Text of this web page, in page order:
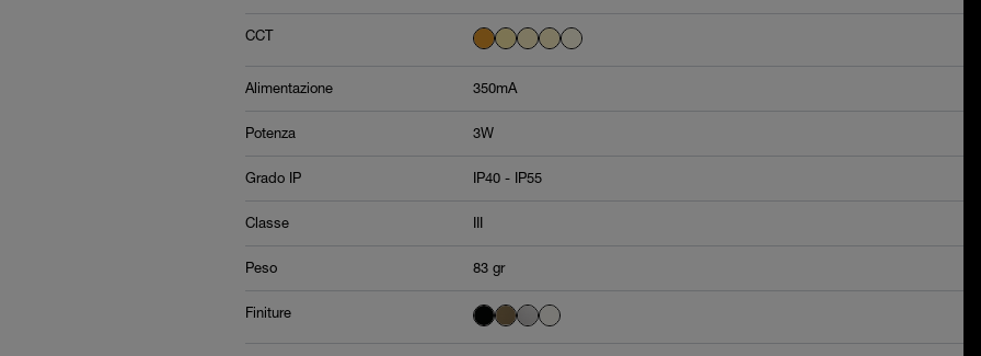
CCT
Alimentazione 350mA
Potenza 3W
Grado IP IP40 - IP55
Classe
Peso 83 gr
Finiture